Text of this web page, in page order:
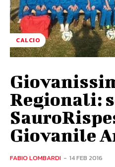
CALCIO
Regionali:
Giovanile
FABIO LOMBARDI - 14 FEB 2016